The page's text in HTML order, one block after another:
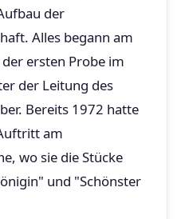
der
Alles begann am
ersten Probe im
der Leitung des
Bereits 1972 hatte
am
wo sie die Stücke
und "Schönster